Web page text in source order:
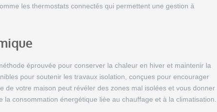
les thermostats connectés qui permettent une gestion à
éprouvée pour conserver la chaleur en hiver et maintenir la
pour soutenir les travaux isolation, conçues pour encourager
de votre maison peut révéler des zones mal isolées et vous donner
consommation énergétique liée au chauffage et à la climatisation.